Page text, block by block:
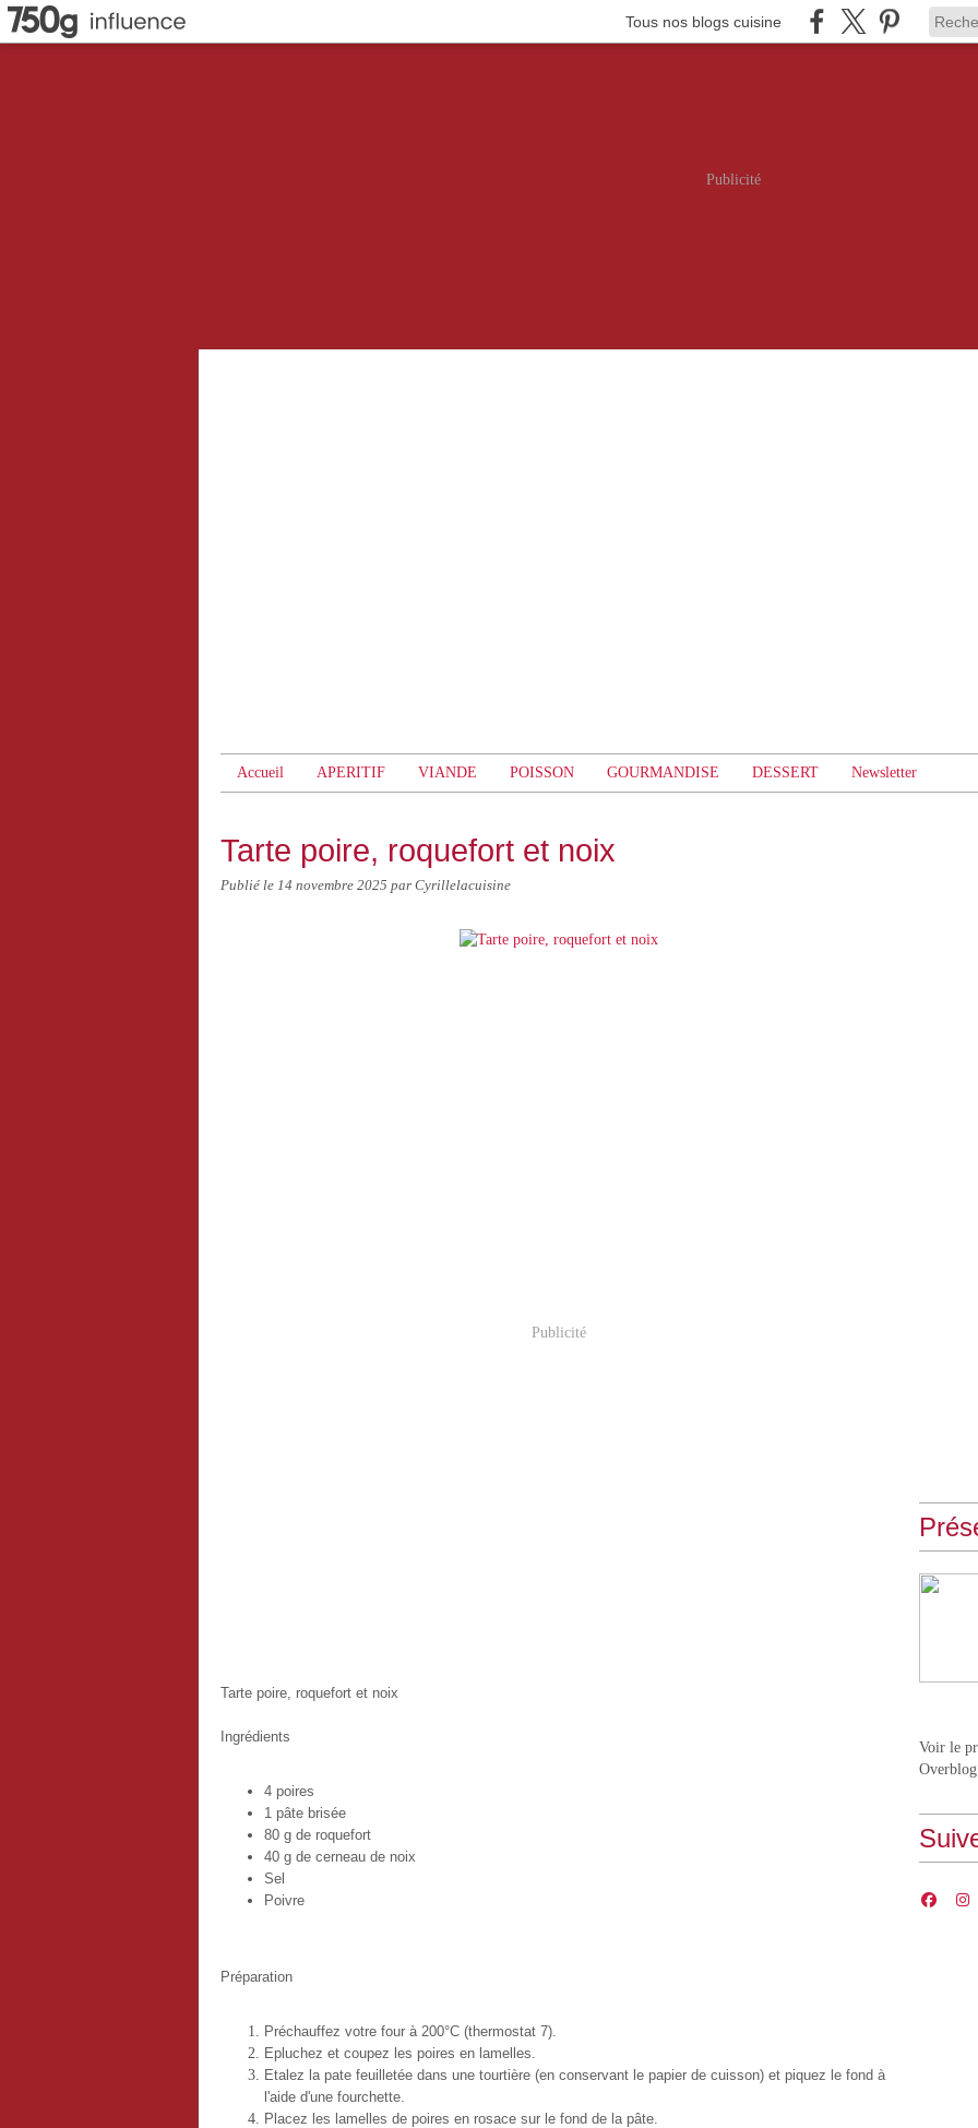
Tous nos blogs cuisine
Publicité
Accueil APERITIF VIANDE POISSON GOURMANDISE DESSERT Newsletter
Tarte poire, roquefort et noix
Publié le 14 novembre 2025 par Cyrillelacuisine
Publicité
Tarte poire, roquefort et noix
Ingrédients
4 poires
1 pâte brisée
80 g de roquefort
40 g de cerneau de noix
Sel
Poivre
Préparation
Préchauffez votre four à 200°C (thermostat 7).
Epluchez et coupez les poires en lamelles.
Etalez la pate feuilletée dans une tourtière (en conservant le papier de cuisson) et piquez le fond à
l'aide d'une fourchette.
Placez les lamelles de poires en rosace sur le fond de la pâte.
Voir le
Overblog